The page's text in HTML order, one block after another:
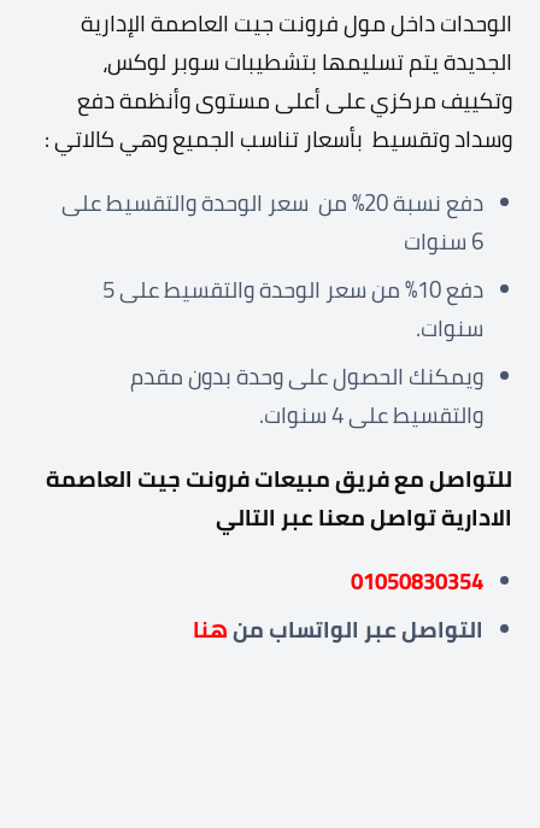
الوحدات داخل مول فرونت جيت العاصمة الإدارية
الجديدة يتم تسليمها بتشطيبات سوبر لوكس،
وتكييف مركزي على أعلى مستوى وأنظمة دفع
وسداد وتقسيط بأسعار تناسب الجميع وهي كالاتي :
دفع نسبة 20% من سعر الوحدة والتقسيط على
6 سنوات
دفع 10% من سعر الوحدة والتقسيط على 5
سنوات.
ويمكنك الحصول على وحدة بدون مقدم
والتقسيط على 4 سنوات.
للتواصل مع فريق مبيعات فرونت جيت العاصمة
الادارية تواصل معنا عبر التالي
01050830354
التواصل عبرالواتساب منهنا